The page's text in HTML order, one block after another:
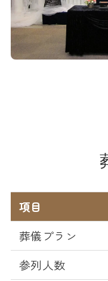
項目
葬儀プラン
参列人数